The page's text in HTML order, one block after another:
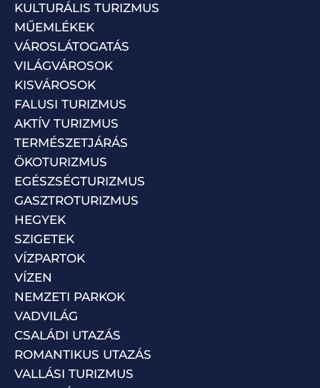
KULTURÁLIS TURIZMUS
MŰEMLÉKEK
VÁROSLÁTOGATÁS
VILÁGVÁROSOK
KISVÁROSOK
FALUSI TURIZMUS
AKTÍV TURIZMUS
TERMÉSZETJÁRÁS
ÖKOTURIZMUS
EGÉSZSÉGTURIZMUS
GASZTROTURIZMUS
HEGYEK
SZIGETEK
VÍZPARTOK
VÍZEN
NEMZETI PARKOK
VADVILÁG
CSALÁDI UTAZÁS
ROMANTIKUS UTAZÁS
VALLÁSI TURIZMUS